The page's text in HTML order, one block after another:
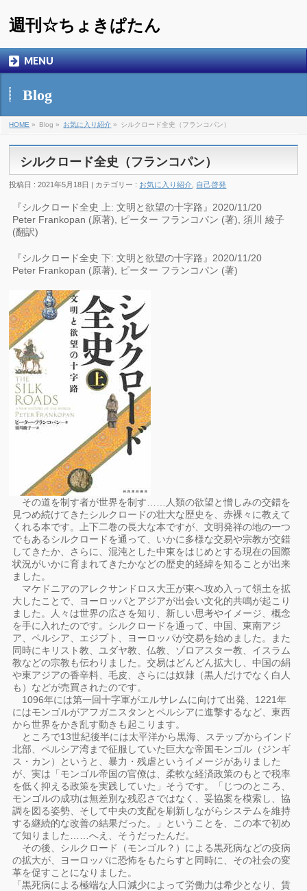
週刊☆ちょきぱたん
MENU
Blog
HOME » Blog » お気に入り紹介 » シルクロード全史（フランコパン）
シルクロード全史（フランコパン）
投稿日 : 2021年5月18日 | カテゴリー : お気に入り紹介 自己啓発
『シルクロード全史 上: 文明と欲望の十字路』2020/11/20
Peter Frankopan (原著), ピーター フランコパン (著), 須川 綾子
(翻訳)
『シルクロード全史 下: 文明と欲望の十字路』2020/11/20
Peter Frankopan (原著), ピーター フランコパン (著)
その道を制す者が世界を制す……人類の欲望と憎しみの交錯を
見つめ続けてきたシルクロードの壮大な歴史を、赤裸々に教えて
くれる本です。上下二巻の長大な本ですが、文明発祥の地の一つ
でもあるシルクロードを通って、いかに多様な交易や宗教が交錯
してきたか、さらに、混沌とした中東をはじめとする現在の国際
状況がいかに育まれてきたかなどの歴史的経緯を知ることが出来
ました。
マケドニアのアレクサンドロス大王が東へ攻め入って領土を拡
大したことで、ヨーロッパとアジアが出会い文化的共鳴が起こり
ました。人々は世界の広さを知り、新しい思考やイメージ、概念
を手に入れたのです。シルクロードを通って、中国、東南アジ
ア、ペルシア、エジプト、ヨーロッパが交易を始めました。また
同時にキリスト教、ユダヤ教、仏教、ゾロアスター教、イスラム
教などの宗教も伝わりました。交易はどんどん拡大し、中国の絹
や東アジアの香辛料、毛皮、さらには奴隷（黒人だけでなく白人
も）などが売買されたのです。
1096年には第一回十字軍がエルサレムに向けて出発、1221年
にはモンゴルがアフガニスタンとペルシアに進撃するなど、東西
から世界をかき乱す動きも起こります。
ところで13世紀後半には太平洋から黒海、ステップからインド
北部、ペルシア湾まで征服していた巨大な帝国モンゴル（ジンギ
ス・カン）というと、暴力・残虐というイメージがありました
が、実は「モンゴル帝国の官僚は、柔軟な経済政策のもとで税率
を低く抑える政策を実践していた」そうです。「じつのところ、
モンゴルの成功は無差別な残忍さではなく、妥協案を模索し、協
調を図る姿勢、そして中央の支配を刷新しながらシステムを維持
する継続的な改善の結果だった。」ということを、この本で初め
て知りました……へえ、そうだったんだ。
その後、シルクロード（モンゴル？）による黒死病などの疫病
の拡大が、ヨーロッパに恐怖をもたらすと同時に、その社会の変
革を促すことになりました。
「黒死病による極端な人口減少によって労働力は希少となり、賃